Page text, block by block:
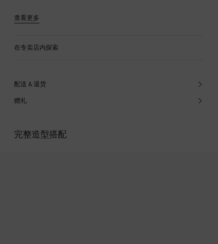
查看更多
在专卖店内探索
配送 & 退货
赠礼
完整造型搭配